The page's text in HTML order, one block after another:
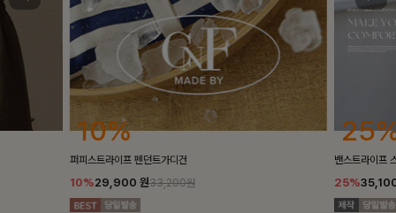
25%
밴스트라이프 스트링원피스
25%35,100 원46,800원
10%
[5천장돌파/
10%